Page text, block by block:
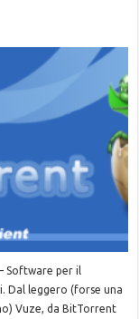
Software per il
Dal leggero (forse una
Vuze, da BitTorrent